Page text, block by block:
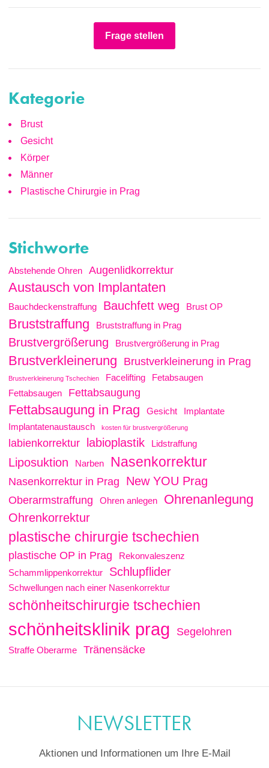
Frage stellen
Kategorie
Brust
Gesicht
Körper
Männer
Plastische Chirurgie in Prag
Stichworte
Abstehende Ohren Augenlidkorrektur
Austausch von Implantaten
Bauchdeckenstraffung Bauchfett weg Brust OP
Bruststraffung Bruststraffung in Prag
Brustvergrößerung Brustvergrößerung in Prag
Brustverkleinerung Brustverkleinerung in Prag
Brustverkleinerung Tschechien Facelifting
Fetabsaugen
Fettabsaugen
Fettabsaugung
Fettabsaugung in Prag Gesicht
Implantate
Implantatenaustausch
kosten für brustvergrößerung
labienkorrektur labioplastik Lidstraffung
Liposuktion Narben Nasenkorrektur
Nasenkorrektur in Prag New YOU Prag
Oberarmstraffung Ohren anlegen Ohrenanlegung
Ohrenkorrektur
plastische chirurgie tschechien
plastische OP in Prag
Rekonvaleszenz
Schammlippenkorrektur
Schlupflider
Schwellungen nach einer Nasenkorrektur
schönheitschirurgie tschechien
schönheitsklinik prag Segelohren
Straffe Oberarme Tränensäcke
NEWSLETTER
Aktionen und Informationen um Ihre E-Mail